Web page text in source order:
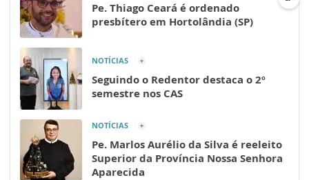
Pe. Thiago Ceará é ordenado
presbítero em Hortolândia (SP)
NOTÍCIAS
Seguindo o Redentor destaca o 2º
semestre nos CAS
NOTÍCIAS
Pe. Marlos Aurélio da Silva é reeleito
Superior da Província Nossa Senhora
Aparecida